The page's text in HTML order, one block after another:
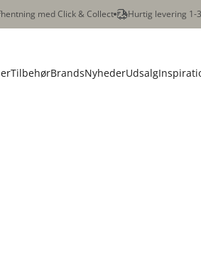
med Click & Collect Hurtig levering 1-
TilbehørBrandsNyhederUdsalg